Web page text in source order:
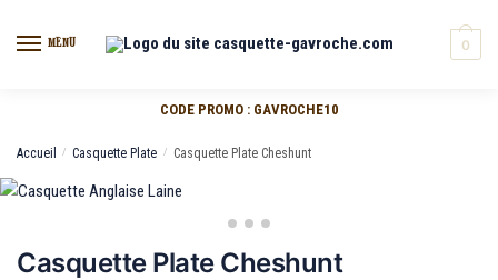
MENU 0
CODE PROMO : GAVROCHE10
Accueil / Casquette Plate / Casquette Plate Cheshunt
Casquette Plate Cheshunt